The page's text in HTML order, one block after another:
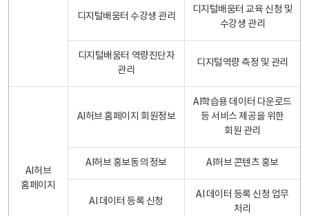
디지털배움터 수강생 관리
디지털배움터 교육 신청 및
수강생 관리
디지털배움터 역량진단자
관리
디지털역량 측정 및 관리
AI허브
홈페이지
AI허브 홈페이지 회원정보
AI학습용 데이터 다운로드
등 서비스 제공을 위한
회원 관리
AI허브 홍보동의 정보 AI허브 콘텐츠 홍보
AI 데이터 등록 신청
AI 데이터 등록 신청 업무
처리